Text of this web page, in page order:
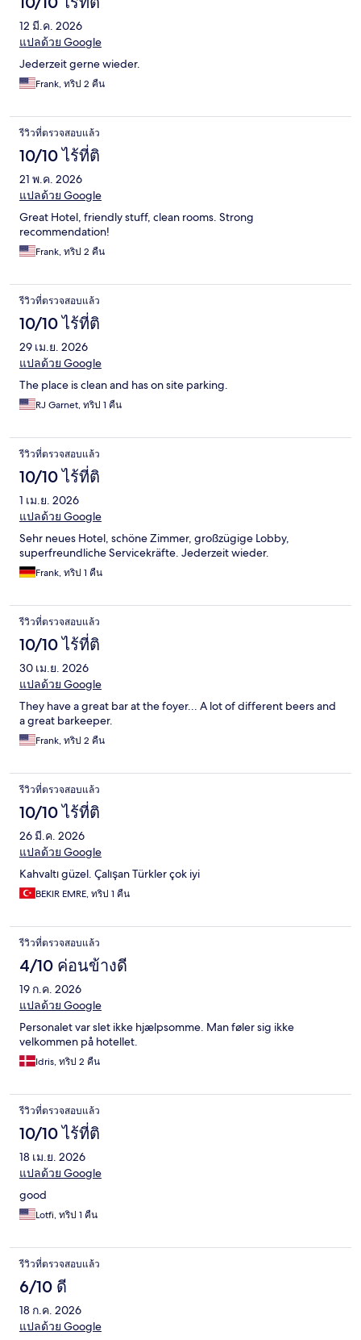
12 มี.ค. 2026
แปลด้วย Google
Jederzeit gerne wieder.
Frank, ทริป 2 คืน
รีวิวที่ตรวจสอบแล้ว
10/10 ไร้ที่ติ
21 พ.ค. 2026
แปลด้วย Google
Great Hotel, friendly stuff, clean rooms. Strong
recommendation!
Frank, ทริป 2 คืน
รีวิวที่ตรวจสอบแล้ว
10/10 ไร้ที่ติ
29 เม.ย. 2026
แปลด้วย Google
The place is clean and has on site parking.
RJ Garnet, ทริป 1 คืน
รีวิวที่ตรวจสอบแล้ว
10/10 ไร้ที่ติ
1 เม.ย. 2026
แปลด้วย Google
Sehr neues Hotel, schöne Zimmer, großzügige Lobby,
superfreundliche Servicekräfte. Jederzeit wieder.
Frank, ทริป 1 คืน
รีวิวที่ตรวจสอบแล้ว
10/10 ไร้ที่ติ
30 เม.ย. 2026
แปลด้วย Google
They have a great bar at the foyer... A lot of different beers and
a great barkeeper.
Frank, ทริป 2 คืน
รีวิวที่ตรวจสอบแล้ว
10/10 ไร้ที่ติ
26 มี.ค. 2026
แปลด้วย Google
Kahvaltı güzel. Çalışan Türkler çok iyi
BEKIR EMRE, ทริป 1 คืน
รีวิวที่ตรวจสอบแล้ว
4/10 ค่อนข้างดี
19 ก.ค. 2026
แปลด้วย Google
Personalet var slet ikke hjælpsomme. Man føler sig ikke
velkommen på hotellet.
Idris, ทริป 2 คืน
รีวิวที่ตรวจสอบแล้ว
10/10 ไร้ที่ติ
18 เม.ย. 2026
แปลด้วย Google
good
Lotfi, ทริป 1 คืน
รีวิวที่ตรวจสอบแล้ว
6/10 ดี
18 ก.ค. 2026
แปลด้วย Google